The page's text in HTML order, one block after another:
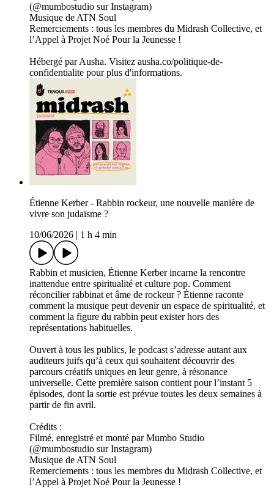
(@mumbostudio sur Instagram)
Musique de ATN Soul
Remerciements : tous les membres du Midrash Collective, et
l’Appel à Projet Noé Pour la Jeunesse !
Hébergé par Ausha. Visitez ausha.co/politique-de-
confidentialite pour plus d'informations.
Étienne Kerber - Rabbin rockeur, une nouvelle manière de
vivre son judaïsme ?
10/06/2026
1 h 4 min
Rabbin et musicien, Étienne Kerber incarne la rencontre
inattendue entre spiritualité et culture pop. Comment
réconcilier rabbinat et âme de rockeur ? Étienne raconte
comment la musique peut devenir un espace de spiritualité, et
comment la figure du rabbin peut exister hors des
représentations habituelles.
Ouvert à tous les publics, le podcast s’adresse autant aux
auditeurs juifs qu’à ceux qui souhaitent découvrir des
parcours créatifs uniques en leur genre, à résonance
universelle. Cette première saison contient pour l’instant 5
épisodes, dont la sortie est prévue toutes les deux semaines à
partir de fin avril.
Crédits :
Filmé, enregistré et monté par Mumbo Studio
(@mumbostudio sur Instagram)
Musique de ATN Soul
Remerciements : tous les membres du Midrash Collective, et
l’Appel à Projet Noé Pour la Jeunesse !